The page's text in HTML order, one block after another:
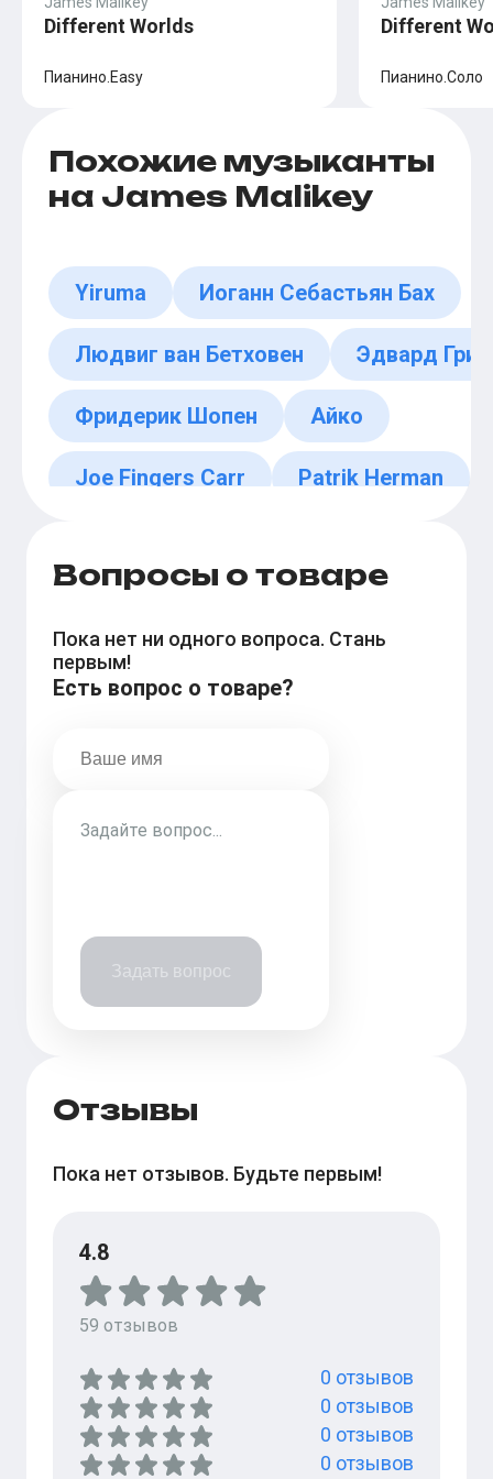
Different Worlds
Пианино.Easy
Different
Пианино.Соло
Похожие музыканты
на James Malikey
Yiruma Иоганн Себастьян Бах
Людвиг ван Бетховен Эдвард Григ
Фридерик Шопен Айко
Joe Fingers Carr Patrik Herman
Вопросы о товаре
Пока нет ни одного вопроса. Стань
первым!
Есть вопрос о товаре?
Задать вопрос
Отзывы
Пока нет отзывов. Будьте первым!
4.8
59 отзывов
0 отзывов
0 отзывов
0 отзывов
0 отзывов